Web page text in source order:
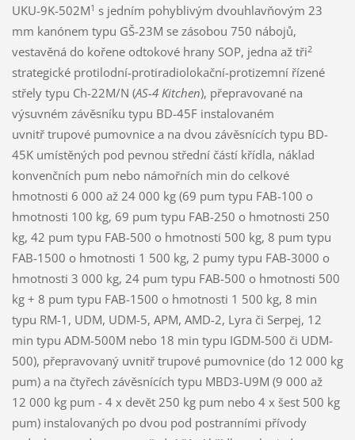
UKU-9K-502M1 s jedním pohyblivým dvouhlavňovým 23
mm kanónem typu GŠ-23M se zásobou 750 nábojů,
vestavěná do kořene odtokové hrany SOP, jedna až tři2
strategické protilodní-protiradiolokační-protizemní řízené
střely typu Ch-22M/N (AS-4 Kitchen), přepravované na
výsuvném závěsníku typu BD-45F instalovaném
uvnitř trupové pumovnice a na dvou závěsnících typu BD-
45K umístěných pod pevnou střední částí křídla, náklad
konvenčních pum nebo námořních min do celkové
hmotnosti 6 000 až 24 000 kg (69 pum typu FAB-100 o
hmotnosti 100 kg, 69 pum typu FAB-250 o hmotnosti 250
kg, 42 pum typu FAB-500 o hmotnosti 500 kg, 8 pum typu
FAB-1500 o hmotnosti 1 500 kg, 2 pumy typu FAB-3000 o
hmotnosti 3 000 kg, 24 pum typu FAB-500 o hmotnosti 500
kg + 8 pum typu FAB-1500 o hmotnosti 1 500 kg, 8 min
typu RM-1, UDM, UDM-5, APM, AMD-2, Lyra či Serpej, 12
min typu ADM-500M nebo 18 min typu IGDM-500 či UDM-
500), přepravovaný uvnitř trupové pumovnice (do 12 000 kg
pum) a na čtyřech závěsnících typu MBD3-U9M (9 000 až
12 000 kg pum - 4 x devět 250 kg pum nebo 4 x šest 500 kg
pum) instalovaných po dvou pod postranními přívody